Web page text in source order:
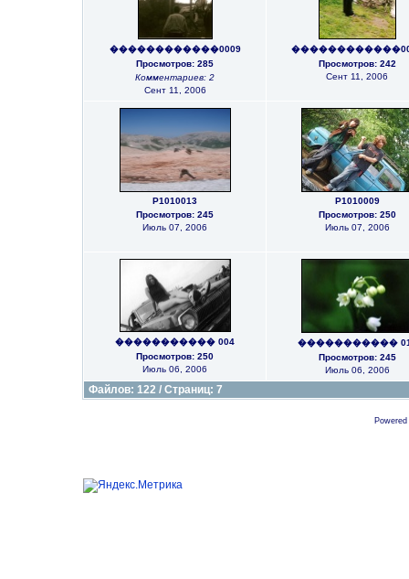
������������0009
Просмотров: 285
Комментариев: 2
Сент 11, 2006
Просмотров: 242
Сент 11, 2006
P1010013
Просмотров: 245
Июль 07, 2006
P1010009
Просмотров: 250
Июль 07, 2006
����������� 004
Просмотров: 250
Июль 06, 2006
�����������
Просмотров: 245
Июль 06, 2006
Файлов: 122 / Страниц: 7